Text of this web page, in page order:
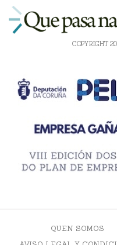
COPYRIGHT
QUEN SOMOS